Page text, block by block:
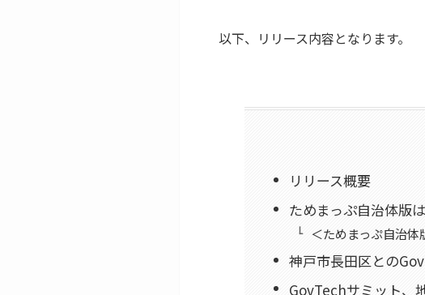
以下、リリース内容となります。
リリース概要
ためまっぷ自治体版
＜ためまっぷ自治体
神戸市長田区との
GovTechサミット、